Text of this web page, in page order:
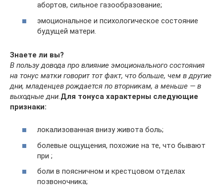
абортов, сильное газообразование;
эмоциональное и психологическое состояние
будущей матери.
Знаете ли вы?
В пользу довода про влияние эмоционального состояния
на тонус матки говорит тот факт, что больше, чем в другие
дни, младенцев рождается по вторникам, а меньше — в
выходные дни. Для тонуса характерны следующие
признаки:
локализованная внизу живота боль;
болевые ощущения, похожие на те, что бывают
при ;
боли в поясничном и крестцовом отделах
позвоночника;